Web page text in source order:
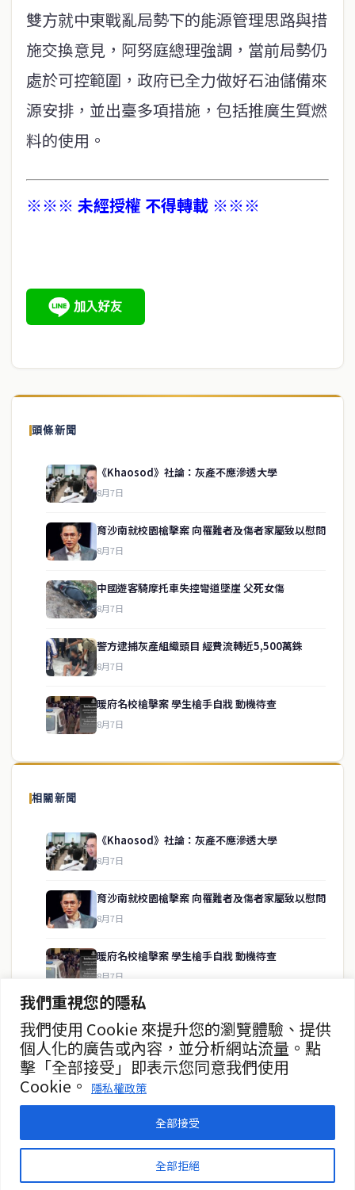
我們重視您的隱私
我們使用 Cookie 來提升您的瀏覽體驗、提供
個人化的廣告或內容，並分析網站流量。點
擊「全部接受」即表示您同意我們使用
Cookie。
隱私權政策
全部拒絕
全部接受
雙方就中東戰亂局勢下的能源管理思路與措
施交換意見，阿努庭總理強調，當前局勢仍
處於可控範圍，政府已全力做好石油儲備來
源安排，並出臺多項措施，包括推廣生質燃
料的使用。
※※※ 未經授權 不得轉載 ※※※
頭條新聞
《Khaosod》社論：灰產不應滲透大學
8月7日
育沙南就校園槍擊案 向罹難者及傷者家屬致以慰問
8月7日
中國遊客騎摩托車失控彎道墜崖 父死女傷
8月7日
警方逮捕灰產組織頭目 經費流轉近5,500萬銖
8月7日
暖府名校槍擊案 學生槍手自戕 動機待查
8月7日
相關新聞
《Khaosod》社論：灰產不應滲透大學
8月7日
育沙南就校園槍擊案 向罹難者及傷者家屬致以慰問
8月7日
暖府名校槍擊案 學生槍手自戕 動機待查
8月7日
暖武里名校發生槍擊案 2死15傷
8月7日
10月16日起托運行李須遵守新規
8月7日
關於我們
泰國中文新聞（TCN）是一家總部設於曼谷的中文新聞媒體，致力於
供即時、客觀、多元的中文新聞內容。
房地產
聯絡資訊
歡迎來信洽詢合作事宜
或提供新聞線索
service@thaichinesenews.com
© 2026 泰國中文新聞 TCN — All Rights Reserved
THAI CHINESE NEWS
service@thaichinesenews.com